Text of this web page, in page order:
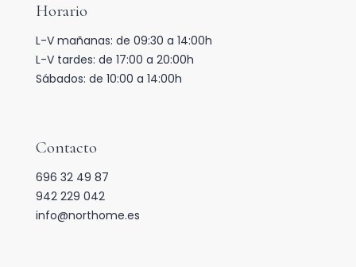
Horario
L-V mañanas: de 09:30 a 14:00h
L-V tardes: de 17:00 a 20:00h
Sábados: de 10:00 a 14:00h
Contacto
696 32 49 87
942 229 042
info@northome.es